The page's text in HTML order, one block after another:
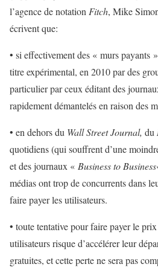
l’agence de notation Fitch, Mike
écrivent que:
• si effectivement des « murs payants
titre expérimental, en 2010 par des
particulier par ceux éditant des
rapidement démantelés en raison des
• en dehors du Wall Street Journal, du
quotidiens (qui souffrent d’une
et des journaux « Business to Business
médias ont trop de concurrents dans
faire payer les utilisateurs.
• toute tentative pour faire payer le
utilisateurs risque d’accélérer leur
gratuites, et cette perte ne sera pas